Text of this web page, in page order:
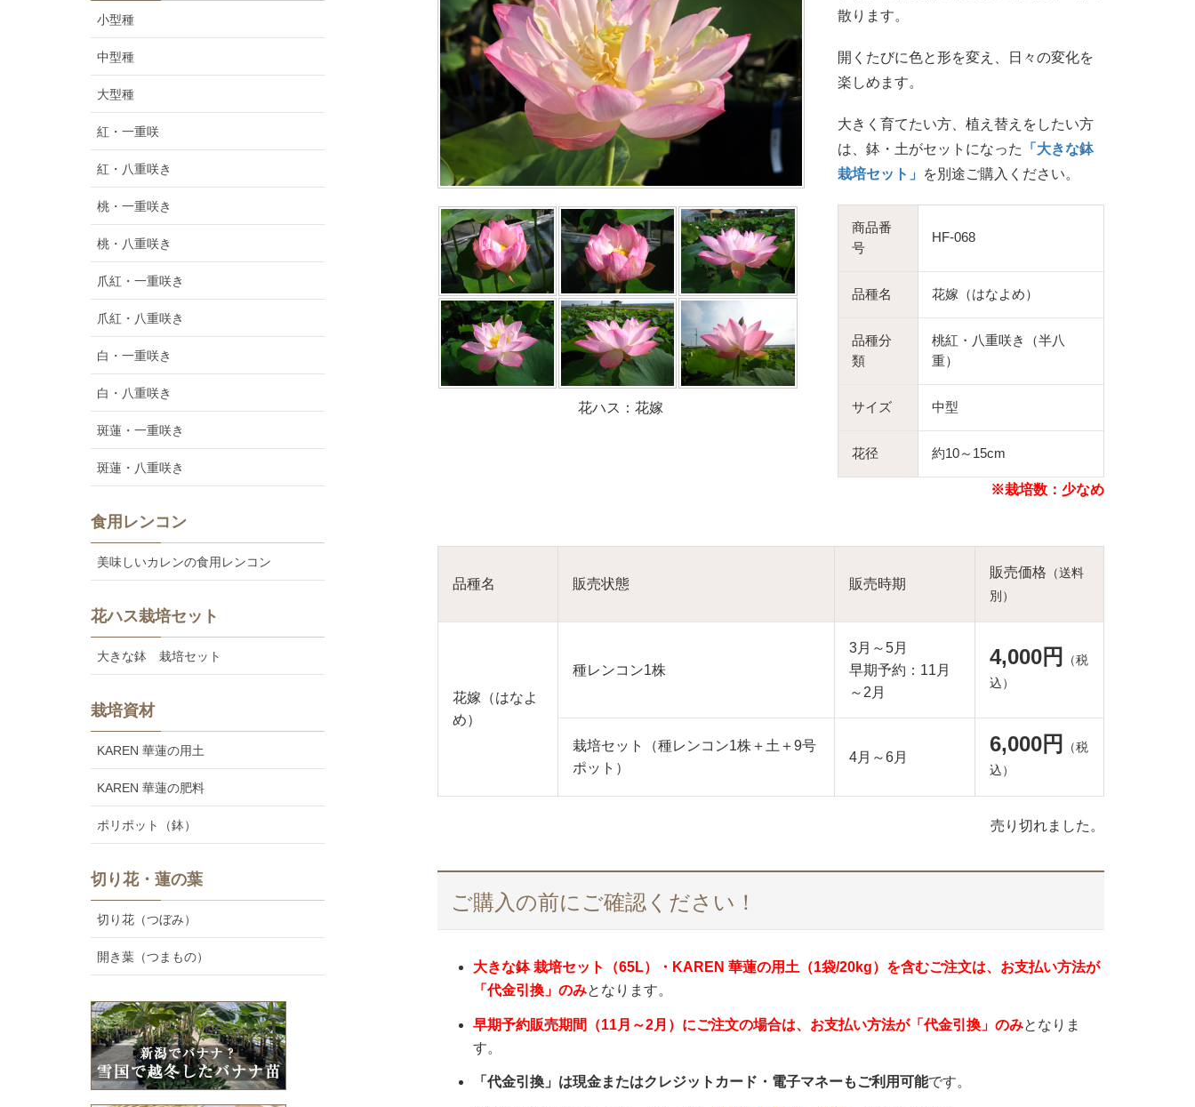
花ハス：花嫁
散ります。
開くたびに色と形を変え、日々の変化を
楽しめます。
大きく育てたい方、植え替えをしたい方
は、鉢・土がセットになった
「大きな鉢
栽培セット」
を別途ご購入ください。
商品番
号
HF-068
品種名 花嫁（はなよめ）
品種分
類
桃紅・八重咲き（半八
重）
サイズ 中型
花径 約10～15cm
※栽培数：少なめ
品種名 販売状態 販売時期
販売価格 （送料
別）
花嫁（はなよ
め）
種レンコン1株
3月～5月
早期予約：11月
～2月
4,000円
（税
込）
栽培セット（種レンコン1株＋土＋9号
ポット）
4月～6月
6,000円
（税
込）
売り切れました。
ご購入の前にご確認ください！
大きな鉢 栽培セット（65L）・KAREN 華蓮の用土（1袋/20kg）を含むご注文は、お支払い方法が
「代金引換」のみとなります。
早期予約販売期間（11月～2月）にご注文の場合は、お支払い方法が「代金引換」のみとなりま
す。
「代金引換」は現金またはクレジットカード・電子マネーもご利用可能です。
小型種
中型種
大型種
紅・一重咲
紅・八重咲き
桃・一重咲き
桃・八重咲き
爪紅・一重咲き
爪紅・八重咲き
白・一重咲き
白・八重咲き
斑蓮・一重咲き
斑蓮・八重咲き
食用レンコン
美味しいカレンの食用レンコン
花ハス栽培セット
大きな鉢 栽培セット
栽培資材
KAREN 華蓮の用土
KAREN 華蓮の肥料
ポリポット（鉢）
切り花・蓮の葉
切り花（つぼみ）
開き葉（つまもの）